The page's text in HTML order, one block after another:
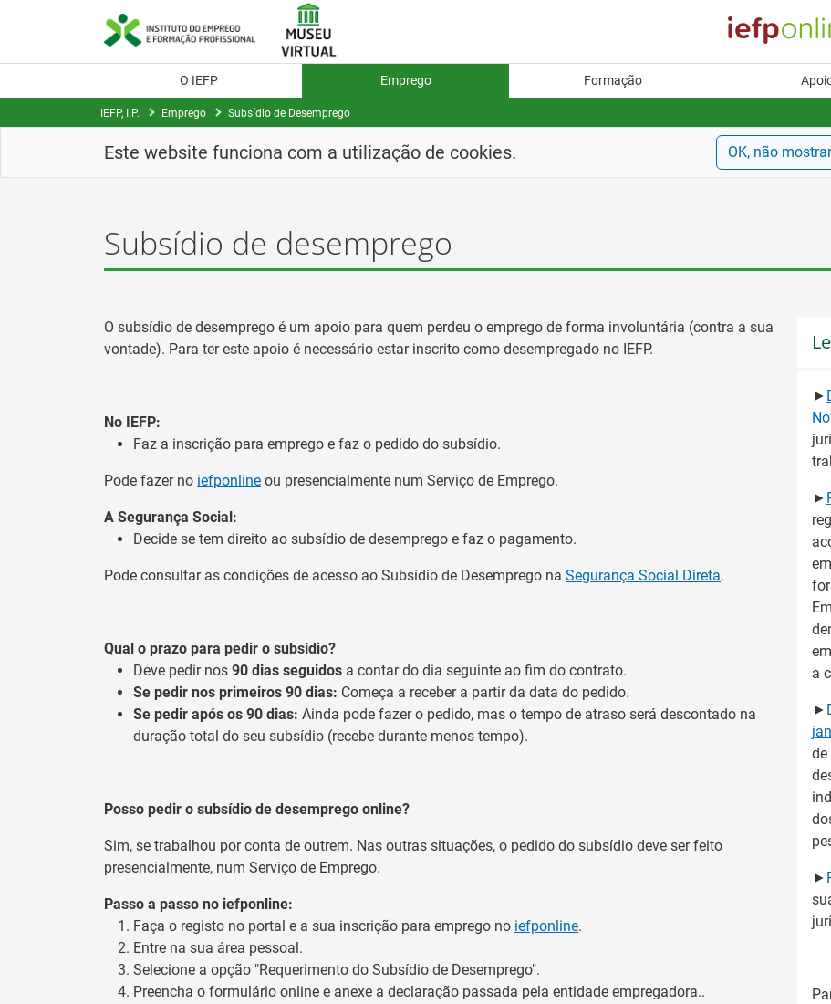
principal
O IEFP Emprego Formação
IEFP, I.P. Emprego Subsídio de Desemprego
Este website funciona com a utilização de cookies. OK, não
Subsídio de desemprego
O subsídio de desemprego é um apoio para quem perdeu o emprego de forma involuntária (contra a sua
vontade). Para ter este apoio é necessário estar inscrito como desempregado no IEFP.
No IEFP:
Faz a inscrição para emprego e faz o pedido do subsídio.
Pode fazer no iefponline ou presencialmente num Serviço de Emprego.
A Segurança Social:
Decide se tem direito ao subsídio de desemprego e faz o pagamento.
Pode consultar as condições de acesso ao Subsídio de Desemprego na Segurança Social Direta.
Qual o prazo para pedir o subsídio?
Deve pedir nos 90 dias seguidos a contar do dia seguinte ao fim do contrato.
Se pedir nos primeiros 90 dias: Começa a receber a partir da data do pedido.
Se pedir após os 90 dias: Ainda pode fazer o pedido, mas o tempo de atraso será descontado na
duração total do seu subsídio (recebe durante menos tempo).
Posso pedir o subsídio de desemprego online?
Sim, se trabalhou por conta de outrem. Nas outras situações, o pedido do subsídio deve ser feito
presencialmente, num Serviço de Emprego.
Passo a passo no iefponline:
Faça o registo no portal e a sua inscrição para emprego no iefponline.
Entre na sua área pessoal.
Selecione a opção "Requerimento do Subsídio de Desemprego".
Preencha o formulário online e anexe a declaração passada pela entidade empregadora..
►
►
a
►
de
►